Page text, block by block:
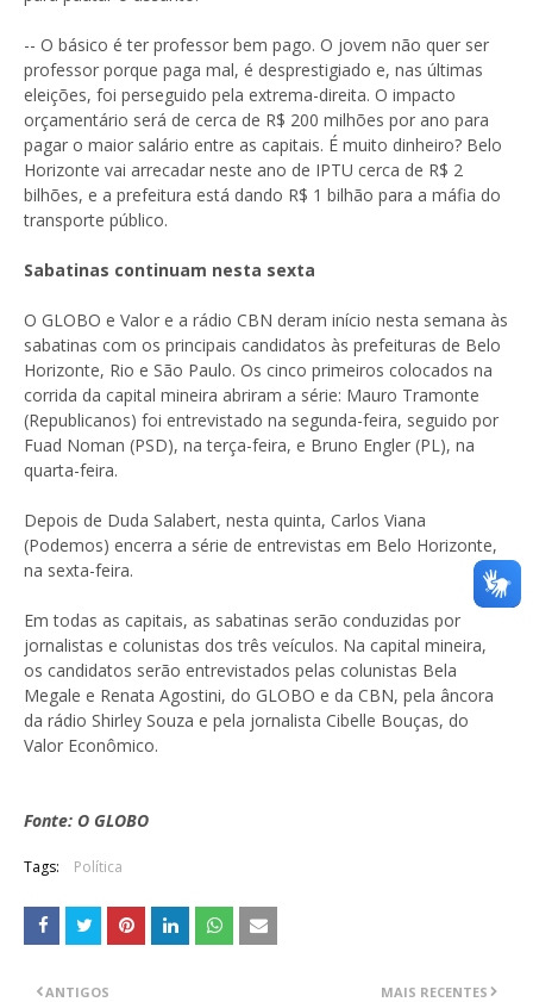
-- O básico é ter professor bem pago. O jovem não quer ser
professor porque paga mal, é desprestigiado e, nas últimas
eleições, foi perseguido pela extrema-direita. O impacto
orçamentário será de cerca de R$ 200 milhões por ano para
pagar o maior salário entre as capitais. É muito dinheiro? Belo
Horizonte vai arrecadar neste ano de IPTU cerca de R$ 2
bilhões, e a prefeitura está dando R$ 1 bilhão para a máfia do
transporte público.
Sabatinas continuam nesta sexta
O GLOBO e Valor e a rádio CBN deram início nesta semana às
sabatinas com os principais candidatos às prefeituras de Belo
Horizonte, Rio e São Paulo. Os cinco primeiros colocados na
corrida da capital mineira abriram a série: Mauro Tramonte
(Republicanos) foi entrevistado na segunda-feira, seguido por
Fuad Noman (PSD), na terça-feira, e Bruno Engler (PL), na
quarta-feira.
Depois de Duda Salabert, nesta quinta, Carlos Viana
(Podemos) encerra a série de entrevistas em Belo Horizonte,
na sexta-feira.
Em todas as capitais, as sabatinas serão conduzidas por
jornalistas e colunistas dos três veículos. Na capital mineira,
os candidatos serão entrevistados pelas colunistas Bela
Megale e Renata Agostini, do GLOBO e da CBN, pela âncora
da rádio Shirley Souza e pela jornalista Cibelle Bouças, do
Valor Econômico.
Fonte: O GLOBO
Tags: Política
MAIS RECENTES
ANTIGOS